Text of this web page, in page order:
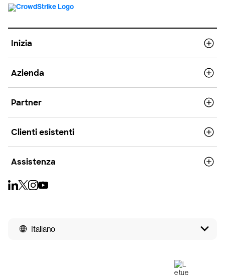
Inizia
Azienda
Partner
Clienti esistenti
Assistenza
Italiano